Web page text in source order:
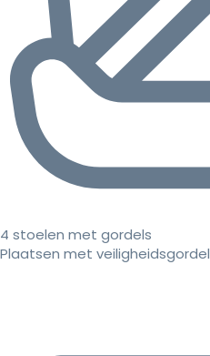
4 stoelen met gordels
Plaatsen met veiligheidsgordel